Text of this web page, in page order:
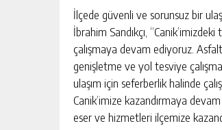
İlçede güvenli ve sorunsuz bir
İbrahim Sandıkçı,
çalışmaya devam ediyoruz.
genişletme ve yol tesviye
ulaşım için seferberlik halinde
Canik’imize kazandırmaya
eser ve hizmetleri ilçemize